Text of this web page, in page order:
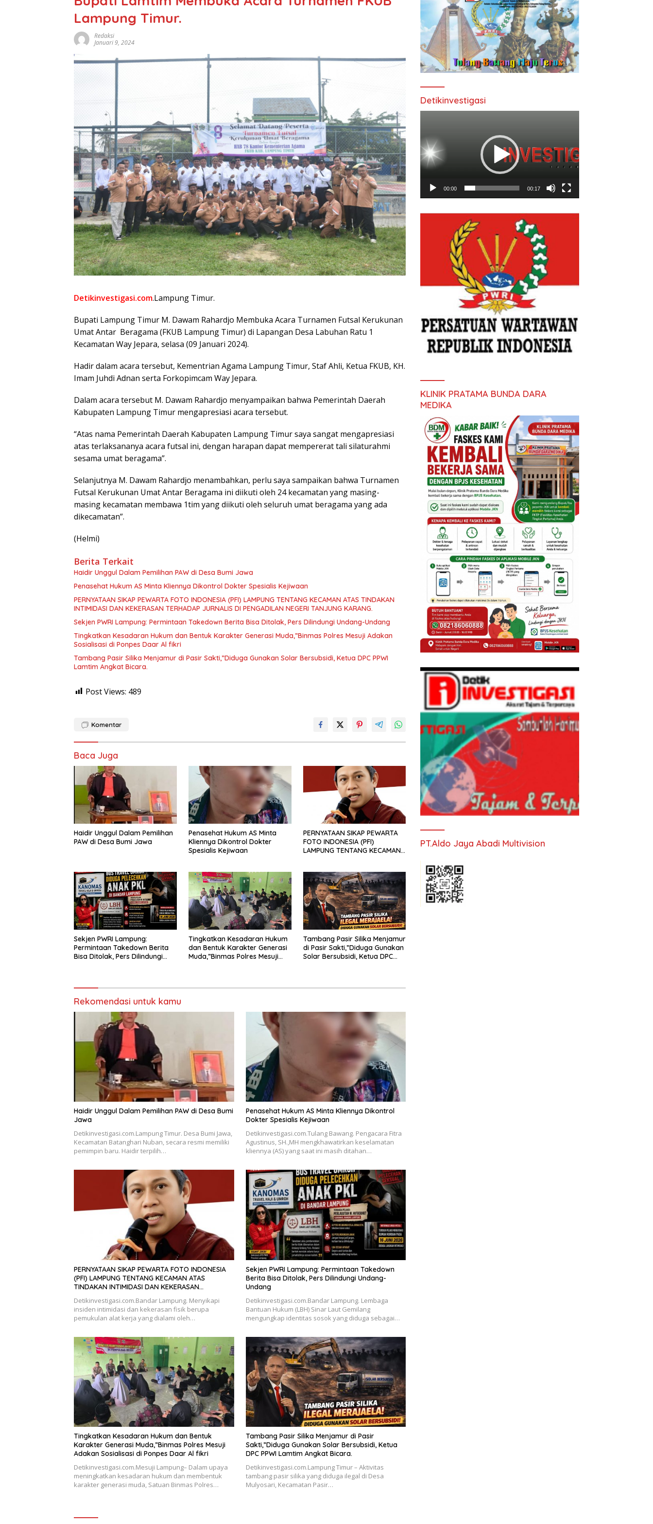
Lampung Timur.
Redaksi
Januari 9, 2024
Detikinvestigasi.com.Lampung Timur.
Bupati Lampung Timur M. Dawam Rahardjo Membuka Acara Turnamen Futsal Kerukunan
Umat Antar Beragama (FKUB Lampung Timur) di Lapangan Desa Labuhan Ratu 1
Kecamatan Way Jepara, selasa (09 Januari 2024).
Hadir dalam acara tersebut, Kementrian Agama Lampung Timur, Staf Ahli, Ketua FKUB, KH.
Imam Juhdi Adnan serta Forkopimcam Way Jepara.
Dalam acara tersebut M. Dawam Rahardjo menyampaikan bahwa Pemerintah Daerah
Kabupaten Lampung Timur mengapresiasi acara tersebut.
“Atas nama Pemerintah Daerah Kabupaten Lampung Timur saya sangat mengapresiasi
atas terlaksananya acara futsal ini, dengan harapan dapat mempererat tali silaturahmi
sesama umat beragama”.
Selanjutnya M. Dawam Rahardjo menambahkan, perlu saya sampaikan bahwa Turnamen
Futsal Kerukunan Umat Antar Beragama ini diikuti oleh 24 kecamatan yang masing-
masing kecamatan membawa 1tim yang diikuti oleh seluruh umat beragama yang ada
dikecamatan”.
(Helmi)
Berita Terkait
Haidir Unggul Dalam Pemilihan PAW di Desa Bumi Jawa
Penasehat Hukum AS Minta Kliennya Dikontrol Dokter Spesialis Kejiwaan
PERNYATAAN SIKAP PEWARTA FOTO INDONESIA (PFI) LAMPUNG TENTANG KECAMAN ATAS TINDAKAN
INTIMIDASI DAN KEKERASAN TERHADAP JURNALIS DI PENGADILAN NEGERI TANJUNG KARANG.
Sekjen PWRI Lampung: Permintaan Takedown Berita Bisa Ditolak, Pers Dilindungi Undang-Undang
Tingkatkan Kesadaran Hukum dan Bentuk Karakter Generasi Muda,”Binmas Polres Mesuji Adakan
Sosialisasi di Ponpes Daar Al fikri
Tambang Pasir Silika Menjamur di Pasir Sakti,”Diduga Gunakan Solar Bersubsidi, Ketua DPC PPWI
Lamtim Angkat Bicara.
Post Views: 489
Komentar
Baca Juga
Haidir Unggul Dalam Pemilihan
PAW di Desa Bumi Jawa
Penasehat Hukum AS Minta
Kliennya Dikontrol Dokter
Spesialis Kejiwaan
PERNYATAAN SIKAP PEWARTA
FOTO INDONESIA (PFI)
LAMPUNG TENTANG KECAMAN
JURNALIS DI PENGADILAN
NEGERI TANJUNG KARANG.
Sekjen PWRI Lampung:
Permintaan Takedown Berita
Bisa Ditolak, Pers Dilindungi
Tingkatkan Kesadaran Hukum
dan Bentuk Karakter Generasi
Muda,”Binmas Polres Mesuji
Tambang Pasir Silika Menjamur
di Pasir Sakti,”Diduga Gunakan
Solar Bersubsidi, Ketua DPC
Rekomendasi untuk kamu
Haidir Unggul Dalam Pemilihan PAW di Desa Bumi
Jawa
Detikinvestigasi.com.Lampung Timur. Desa Bumi Jawa,
Kecamatan Batanghari Nuban, secara resmi memiliki
pemimpin baru. Haidir terpilih…
Penasehat Hukum AS Minta Kliennya Dikontrol
Dokter Spesialis Kejiwaan
Detikinvestigasi.com.Tulang Bawang. Pengacara Fitra
Agustinus, SH.,MH mengkhawatirkan keselamatan
kliennya (AS) yang saat ini masih ditahan…
PERNYATAAN SIKAP PEWARTA FOTO INDONESIA
(PFI) LAMPUNG TENTANG KECAMAN ATAS
TINDAKAN INTIMIDASI DAN KEKERASAN
TANJUNG KARANG.
Detikinvestigasi.com.Bandar Lampung. Menyikapi
insiden intimidasi dan kekerasan fisik berupa
pemukulan alat kerja yang dialami oleh…
Sekjen PWRI Lampung: Permintaan Takedown
Berita Bisa Ditolak, Pers Dilindungi Undang-
Undang
Detikinvestigasi.com.Bandar Lampung. Lembaga
Bantuan Hukum (LBH) Sinar Laut Gemilang
mengungkap identitas sosok yang diduga sebagai…
Tingkatkan Kesadaran Hukum dan Bentuk
Karakter Generasi Muda,”Binmas Polres Mesuji
Adakan Sosialisasi di Ponpes Daar Al fikri
Detikinvestigasi.com.Mesuji Lampung– Dalam upaya
meningkatkan kesadaran hukum dan membentuk
karakter generasi muda, Satuan Binmas Polres…
Tambang Pasir Silika Menjamur di Pasir
Sakti,”Diduga Gunakan Solar Bersubsidi, Ketua
DPC PPWI Lamtim Angkat Bicara.
Detikinvestigasi.com.Lampung Timur – Aktivitas
tambang pasir silika yang diduga ilegal di Desa
Mulyosari, Kecamatan Pasir…
Detikinvestigasi
00:00 00:17
KLINIK PRATAMA BUNDA DARA
MEDIKA
PT.Aldo Jaya Abadi Multivision